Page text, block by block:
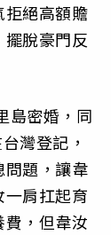
絕高額贍
脫豪門反
島密婚，同
灣登記，
問題，讓韋
肩扛起育
，但韋汝